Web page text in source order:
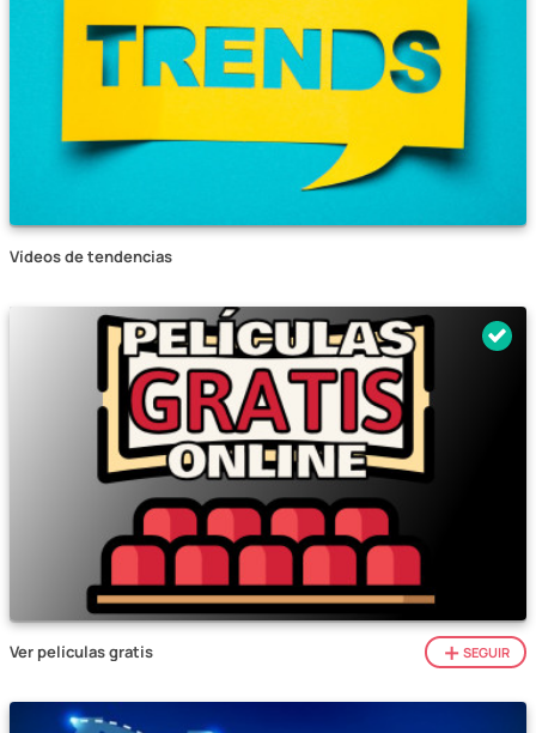
Vídeos de tendencias
Ver películas gratis SEGUIR